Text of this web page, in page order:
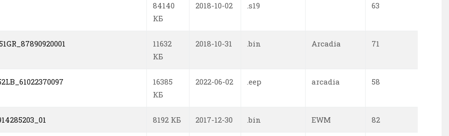
84140
КБ
2018-10-02 .s19 63
11632
КБ
2018-10-31 .bin Arcadia 71
16385
КБ
2022-06-02 .eep arcadia 58
8192 КБ 2017-12-30 .bin EWM 82